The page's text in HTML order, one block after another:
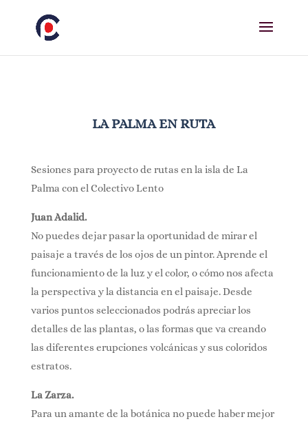
LA PALMA EN RUTA
Sesiones para proyecto de rutas en la isla de La
Palma con el Colectivo Lento
Juan Adalid.
No puedes dejar pasar la oportunidad de mirar el
paisaje a través de los ojos de un pintor. Aprende el
funcionamiento de la luz y el color, o cómo nos afecta
la perspectiva y la distancia en el paisaje. Desde
varios puntos seleccionados podrás apreciar los
detalles de las plantas, o las formas que va creando
las diferentes erupciones volcánicas y sus coloridos
estratos.
La Zarza.
Para un amante de la botánica no puede haber mejor